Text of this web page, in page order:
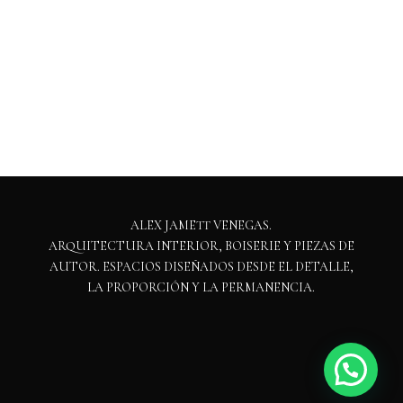
ALEX JAMETT VENEGAS.
ARQUITECTURA INTERIOR, BOISERIE Y PIEZAS DE
AUTOR. ESPACIOS DISEÑADOS DESDE EL DETALLE,
LA PROPORCIÓN Y LA PERMANENCIA.